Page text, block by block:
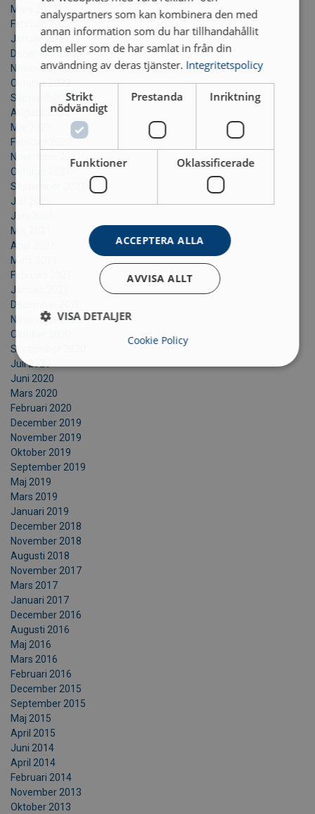
Mars 2023
Februari 2023
Januari 2023
December 2022
November 2022
Oktober 2022
September 2022
Augusti 2022
Maj 2022
Februari 2022
November 2021
Oktober 2021
September 2021
Juli 2021
Juni 2021
Maj 2021
April 2021
Mars 2021
Februari 2021
Januari 2021
December 2020
November 2020
Oktober 2020
September 2020
Juli 2020
Juni 2020
Mars 2020
Februari 2020
December 2019
November 2019
Oktober 2019
September 2019
Maj 2019
Mars 2019
Januari 2019
December 2018
November 2018
Augusti 2018
November 2017
Mars 2017
Januari 2017
December 2016
Augusti 2016
Maj 2016
Mars 2016
Februari 2016
December 2015
September 2015
Maj 2015
April 2015
Juni 2014
April 2014
Februari 2014
November 2013
Oktober 2013
analyspartners som kan kombinera den med
annan information som du har tillhandahållit
dem eller som de har samlat in från din
användning av deras tjänster. Integritetspolicy
Strikt
nödvändigt
Prestanda Inriktning
Funktioner Oklassificerade
ACCEPTERA ALLA
AVVISA ALLT
VISA DETALJER
Cookie Policy